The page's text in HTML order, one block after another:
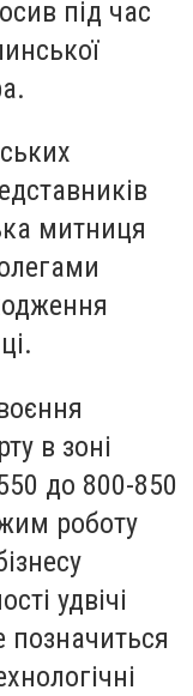
під час
митниця
в зоні
до 800-850
роботу
удвічі